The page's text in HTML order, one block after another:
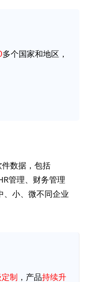
多个国家和地区，
件数据，包括
管理、财务管理
、小、微不同企业
制 ，产品持续升